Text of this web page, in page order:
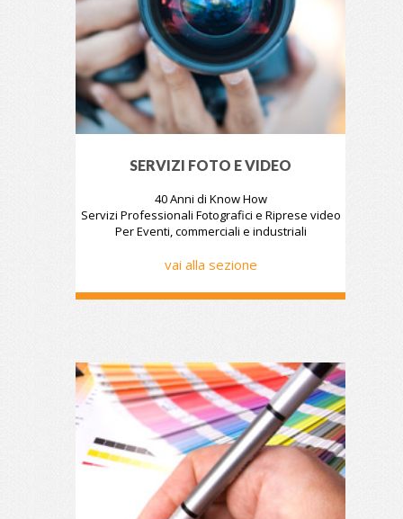
SERVIZI FOTO E VIDEO
40 Anni di Know How
Servizi Professionali Fotografici e Riprese video
Per Eventi, commerciali e industriali
vai alla sezione